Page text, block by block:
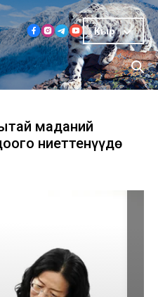
Кыр
маданий
ниеттенүүдө